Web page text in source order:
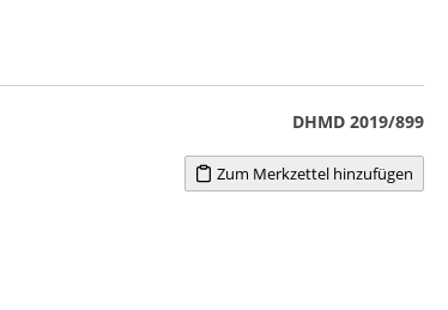
DHMD 2019/899
Zum Merkzettel hinzufügen